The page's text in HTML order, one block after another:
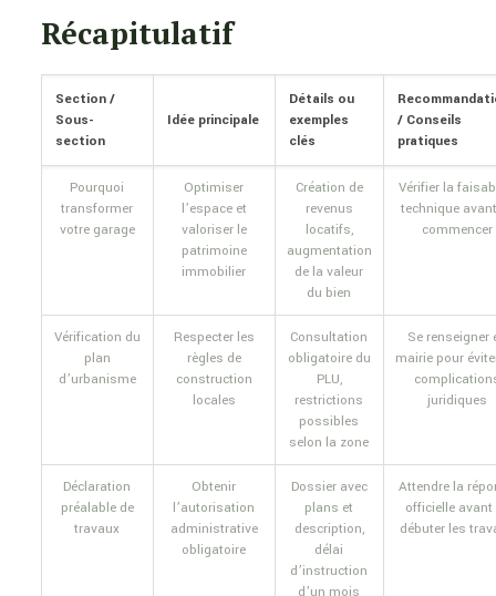
Récapitulatif
Section /
Sous-
section
Idée principale
Détails ou
exemples
clés
/ Conseils
pratiques
Pourquoi
transformer
votre garage
Optimiser
l’espace et
valoriser le
patrimoine
immobilier
Création de
revenus
locatifs,
augmentation
de la valeur
du bien
Vérifier la
technique
commencer
Vérification du
plan
d’urbanisme
Respecter les
règles de
construction
locales
Consultation
obligatoire du
PLU,
restrictions
possibles
selon la zone
Se renseigner
mairie pour
juridiques
Déclaration
préalable de
travaux
Obtenir
l’autorisation
administrative
obligatoire
Dossier avec
plans et
description,
délai
d’instruction
Attendre la
officielle avant
débuter les